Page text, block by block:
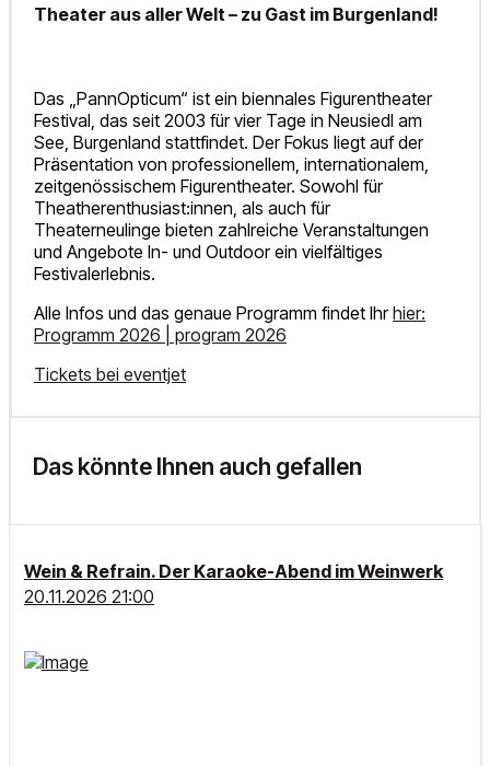
Theater aus aller Welt – zu Gast im Burgenland!
Das „PannOpticum“ ist ein biennales Figurentheater
Festival, das seit 2003 für vier Tage in Neusiedl am
See, Burgenland stattfindet. Der Fokus liegt auf der
Präsentation von professionellem, internationalem,
zeitgenössischem Figurentheater. Sowohl für
Theatherenthusiast:innen, als auch für
Theaterneulinge bieten zahlreiche Veranstaltungen
und Angebote In- und Outdoor ein vielfältiges
Festivalerlebnis.
Alle Infos und das genaue Programm findet Ihrhier:
Programm 2026 | program 2026
​Tickets bei eventjet
Das könnte Ihnen auch gefallen
Wein & Refrain. Der Karaoke-Abend im Weinwerk
20.11.2026 21:00